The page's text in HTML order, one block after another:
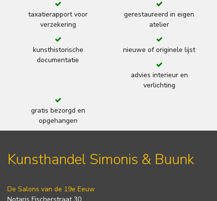
taxatierapport voor
verzekering
gerestaureerd in eigen
atelier
kunsthistorische
documentatie
nieuwe of originele lijst
advies interieur en
verlichting
gratis bezorgd en
opgehangen
Kunsthandel Simonis & Buunk
De Salons van de 19e Eeuw